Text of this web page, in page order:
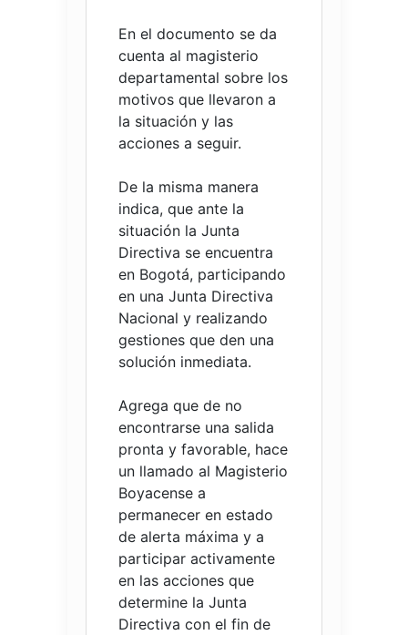
En el documento se da
cuenta al magisterio
departamental sobre los
motivos que llevaron a
la situación y las
acciones a seguir.
De la misma manera
indica, que ante la
situación la Junta
Directiva se encuentra
en Bogotá, participando
en una Junta Directiva
Nacional y realizando
gestiones que den una
solución inmediata.
Agrega que de no
encontrarse una salida
pronta y favorable, hace
un llamado al Magisterio
Boyacense a
permanecer en estado
de alerta máxima y a
participar activamente
en las acciones que
determine la Junta
Directiva con el fin de